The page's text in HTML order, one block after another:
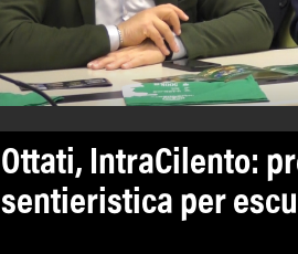
Ottati, IntraCilento:
sentieristica per